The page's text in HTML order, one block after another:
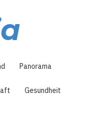
Panorama
Gesundheit